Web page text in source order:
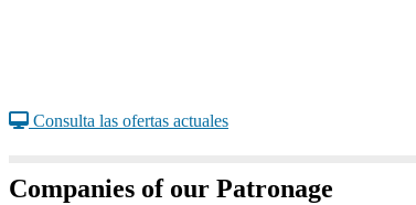
Consulta las ofertas actuales
Companies of our Patronage